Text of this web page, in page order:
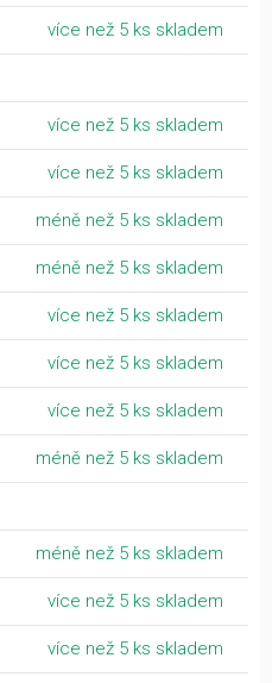
více než 5 ks skladem
více než 5 ks skladem
více než 5 ks skladem
méně než 5 ks skladem
méně než 5 ks skladem
více než 5 ks skladem
více než 5 ks skladem
více než 5 ks skladem
méně než 5 ks skladem
méně než 5 ks skladem
více než 5 ks skladem
více než 5 ks skladem